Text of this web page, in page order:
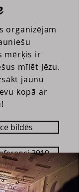
organizējam
mērķis ir
mīlēt Jēzu.
jaunu
kopā ar
bildēs
2019